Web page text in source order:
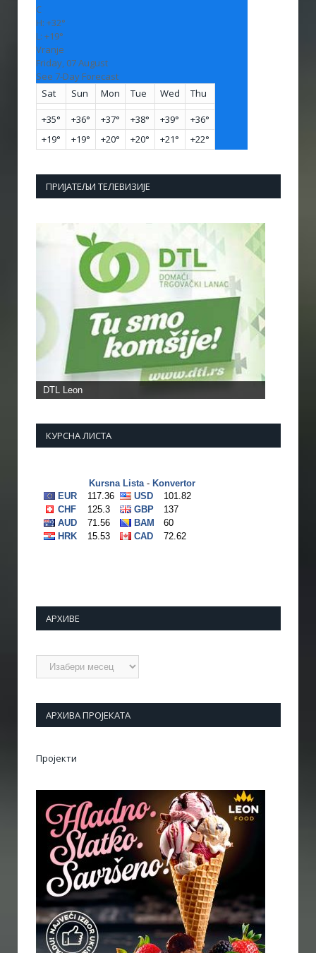
C
H: +32°
L: +19°
Vranje
Friday, 07 August
See 7-Day Forecast
Sat
Sun Mon Tue Wed Thu
+35° +36° +37° +38° +39° +36°
+19° +19° +20° +20° +21° +22°
ПРИЈАТЕЉИ ТЕЛЕВИЗИЈЕ
КУРСНА ЛИСТА
АРХИВЕ
Архиве
АРХИВА ПРОЈЕКАТА
Пројекти